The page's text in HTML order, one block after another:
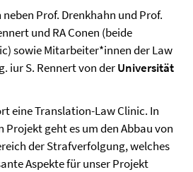
Prof. Drenkhahn und Prof.
und RA Conen (beide
sowie Mitarbeiter*innen der Law
iur S. Rennert von derUniversität
eine Translation-Law Clinic. In
Projekt geht es um den Abbau von
der Strafverfolgung, welches
Aspekte für unser Projekt